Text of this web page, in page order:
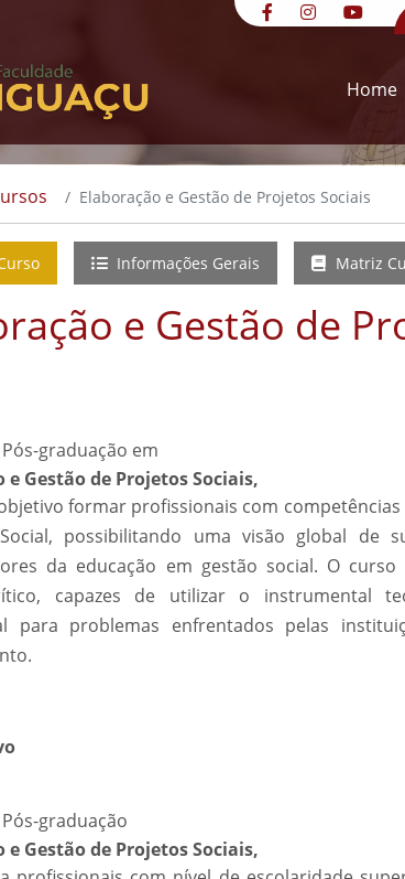
Home
Elaboração e Gestão de Projetos Sociais
Informações Gerais Matriz
e Gestão de
graduação em
e Gestão de Projetos Sociais,
formar profissionais com
possibilitando uma visão global de
da educação em gestão social. O
capazes de utilizar o instrumental
para problemas enfrentados pelas
graduação
e Gestão de Projetos Sociais,